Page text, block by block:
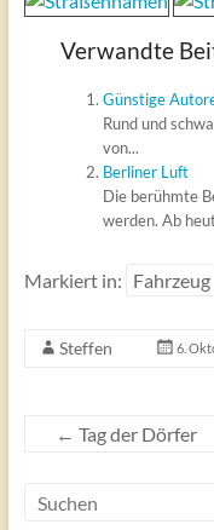
Verwandte
Günstige
Rund und
von...
Berliner Luft
Die berühmte
werden. Ab
Markiert in: Fahrzeug
Steffen 6.
← Tag der Dörfer